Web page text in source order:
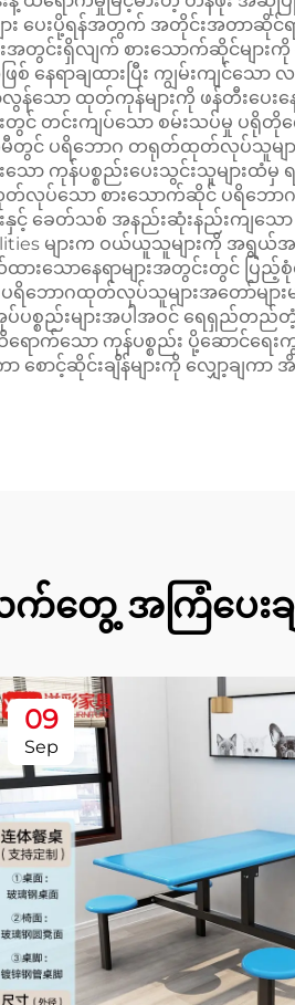
ပေးပို့ရန်အတွက် အတိုင်းအတာဆိုင်ရ
အတွင်းရှိလျက် စားသောက်ဆိုင်မျာ
နေရာချထားပြီး ကျွမ်းကျင်သ
လွန်သော ထုတ်ကုန်များကို ဖန်တီးပ
င်းကျပ်သော စမ်းသပ်မှု ပရိုတိုကေ
ာက်မီတွင် ပရိဘောဂ တရုတ်ထုတ်လုပ်သူ
န်ပစ္စည်းပေးသွင်းသူများထံမှ
သော စားသောက်ဆိုင် ပရိဘောဂမျ
းနှင့် ခေတ်သစ် အနည်းဆုံးနည်းကျသ
ျားက ဝယ်ယူသူများကို အရွယ်အစားမ
ောနေရာများအတွင်းတွင် ပြည့်
ာဂထုတ်လုပ်သူများအတော်များမ
ပစ္စည်းများအပါအဝင် ရေရှည်တည်
ောက်သော ကုန်ပစ္စည်း ပို့ဆောင်ရေ
စောင့်ဆိုင်းချိန်များကို လျှော့ခ
တွေ့ အကြံပေးချ
09
Sep